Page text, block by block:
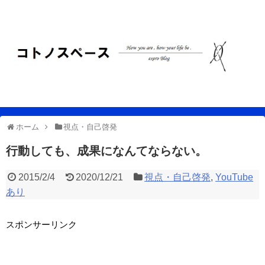
ホーム 視点・自己啓発
行動しても、成果になんてならない。
2015/2/4 2020/12/21 視点・自己啓発, YouTube
あり
スポンサーリンク